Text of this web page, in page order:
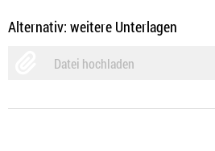
Alternativ: weitere Unterlagen
Datei hochladen